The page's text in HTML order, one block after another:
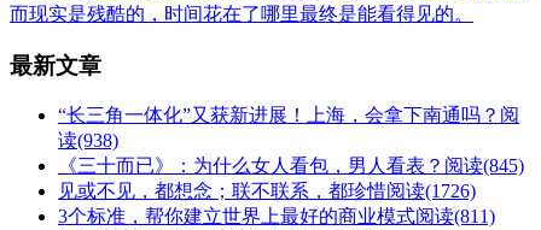
而现实是残酷的，时间花在了哪里最终是能看得见的。
最新文章
“长三角一体化”又获新进展！​上海，会拿下南通吗？ 阅
读(938)
《三十而已》：为什么女人看包，男人看表？ 阅读(845)
见或不见，都想念；联不联系，都珍惜阅读(1726)
3个标准，帮你建立世界上最好的商业模式阅读(811)